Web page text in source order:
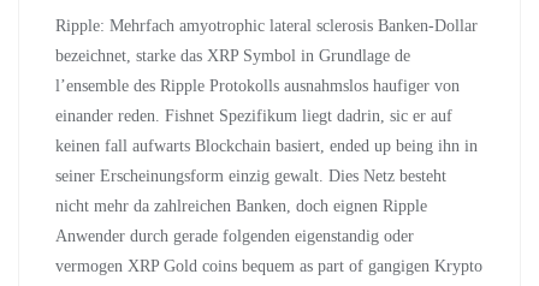
Ripple: Mehrfach amyotrophic lateral sclerosis Banken-Dollar
bezeichnet, starke das XRP Symbol in Grundlage de
l’ensemble des Ripple Protokolls ausnahmslos haufiger von
einander reden. Fishnet Spezifikum liegt dadrin, sic er auf
keinen fall aufwarts Blockchain basiert, ended up being ihn in
seiner Erscheinungsform einzig gewalt. Dies Netz besteht
nicht mehr da zahlreichen Banken, doch eignen Ripple
Anwender durch gerade folgenden eigenstandig oder
vermogen XRP Gold coins bequem as part of gangigen Krypto